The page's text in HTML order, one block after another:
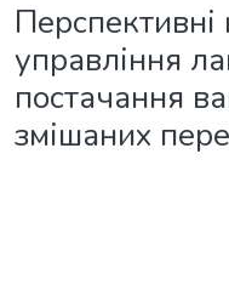
управління
постачання
змішаних